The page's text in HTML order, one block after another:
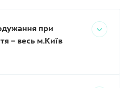
при
– весь м.Київ